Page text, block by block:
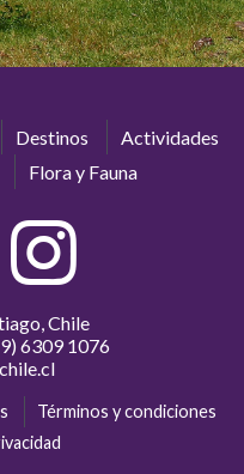
Destinos
Actividades
Flora y Fauna
Chile
6309 1076
Términos y condiciones